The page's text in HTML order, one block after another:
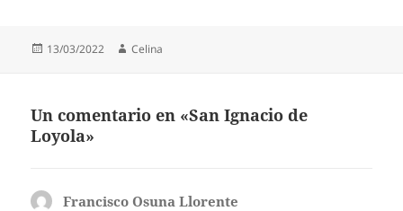
Publicado
13/03/2022 Autor
Celina
Un comentario en «San Ignacio de
Loyola»
Francisco Osuna Llorente